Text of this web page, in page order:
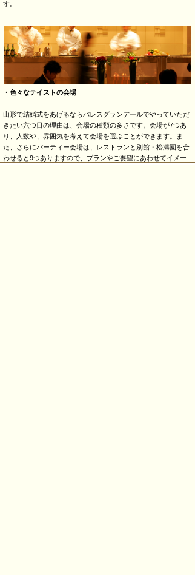
す。
・色々なテイストの会場
山形で結婚式をあげるならパレスグランデールでやっていただ
きたい六つ目の理由は、会場の種類の多さです。会場が7つあ
り、人数や、雰囲気を考えて会場を選ぶことができます。ま
た、さらにパーティー会場は、レストランと別館・松濤園を合
わせると9つありますので、プランやご要望にあわせてイメー